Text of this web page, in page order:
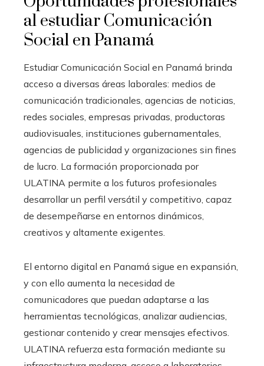
al estudiar Comunicación
Social en Panamá
Estudiar Comunicación Social en Panamá brinda
acceso a diversas áreas laborales: medios de
comunicación tradicionales, agencias de noticias,
redes sociales, empresas privadas, productoras
audiovisuales, instituciones gubernamentales,
agencias de publicidad y organizaciones sin fines
de lucro. La formación proporcionada por
ULATINA permite a los futuros profesionales
desarrollar un perfil versátil y competitivo, capaz
de desempeñarse en entornos dinámicos,
creativos y altamente exigentes.
El entorno digital en Panamá sigue en expansión,
y con ello aumenta la necesidad de
comunicadores que puedan adaptarse a las
herramientas tecnológicas, analizar audiencias,
gestionar contenido y crear mensajes efectivos.
ULATINA refuerza esta formación mediante su